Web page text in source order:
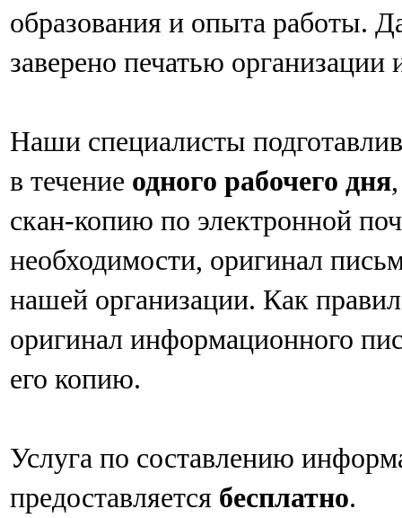
образования и опыта работы.
заверено печатью
Наши специалисты
в течение одного рабочего дня
скан-копию по электронной
необходимости, оригинал
нашей организации. Как
оригинал информационного
его копию.
Услуга по составлению
предоставляется бесплатно.